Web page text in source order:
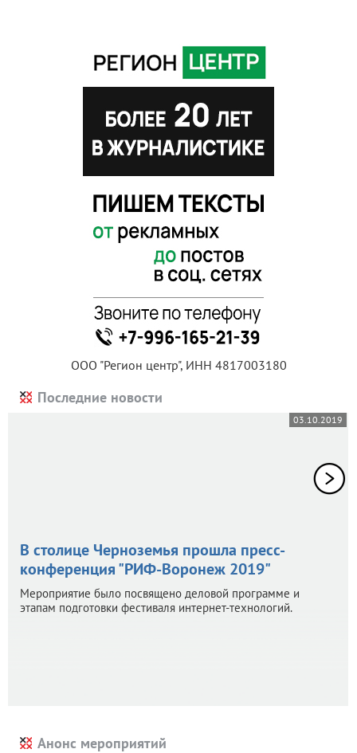
ООО "Регион центр", ИНН 4817003180
Последние новости
03.10.2019
В столице Черноземья прошла пресс-
конференция "РИФ-Воронеж 2019"
Мероприятие было посвящено деловой программе и
этапам подготовки фестиваля интернет-технологий.
Анонс мероприятий